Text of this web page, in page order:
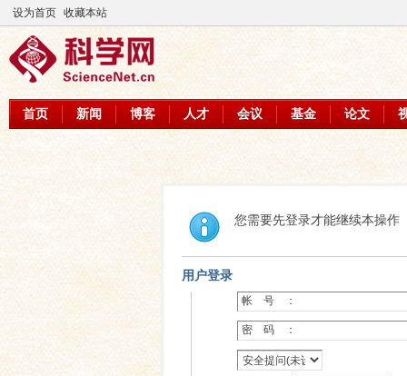
设为首页 收藏本站
首页 新闻 博客 人才 会议 基金 论文
您需要先登录才能继续本操作
用户登录
帐 号 ：
密 码 ：